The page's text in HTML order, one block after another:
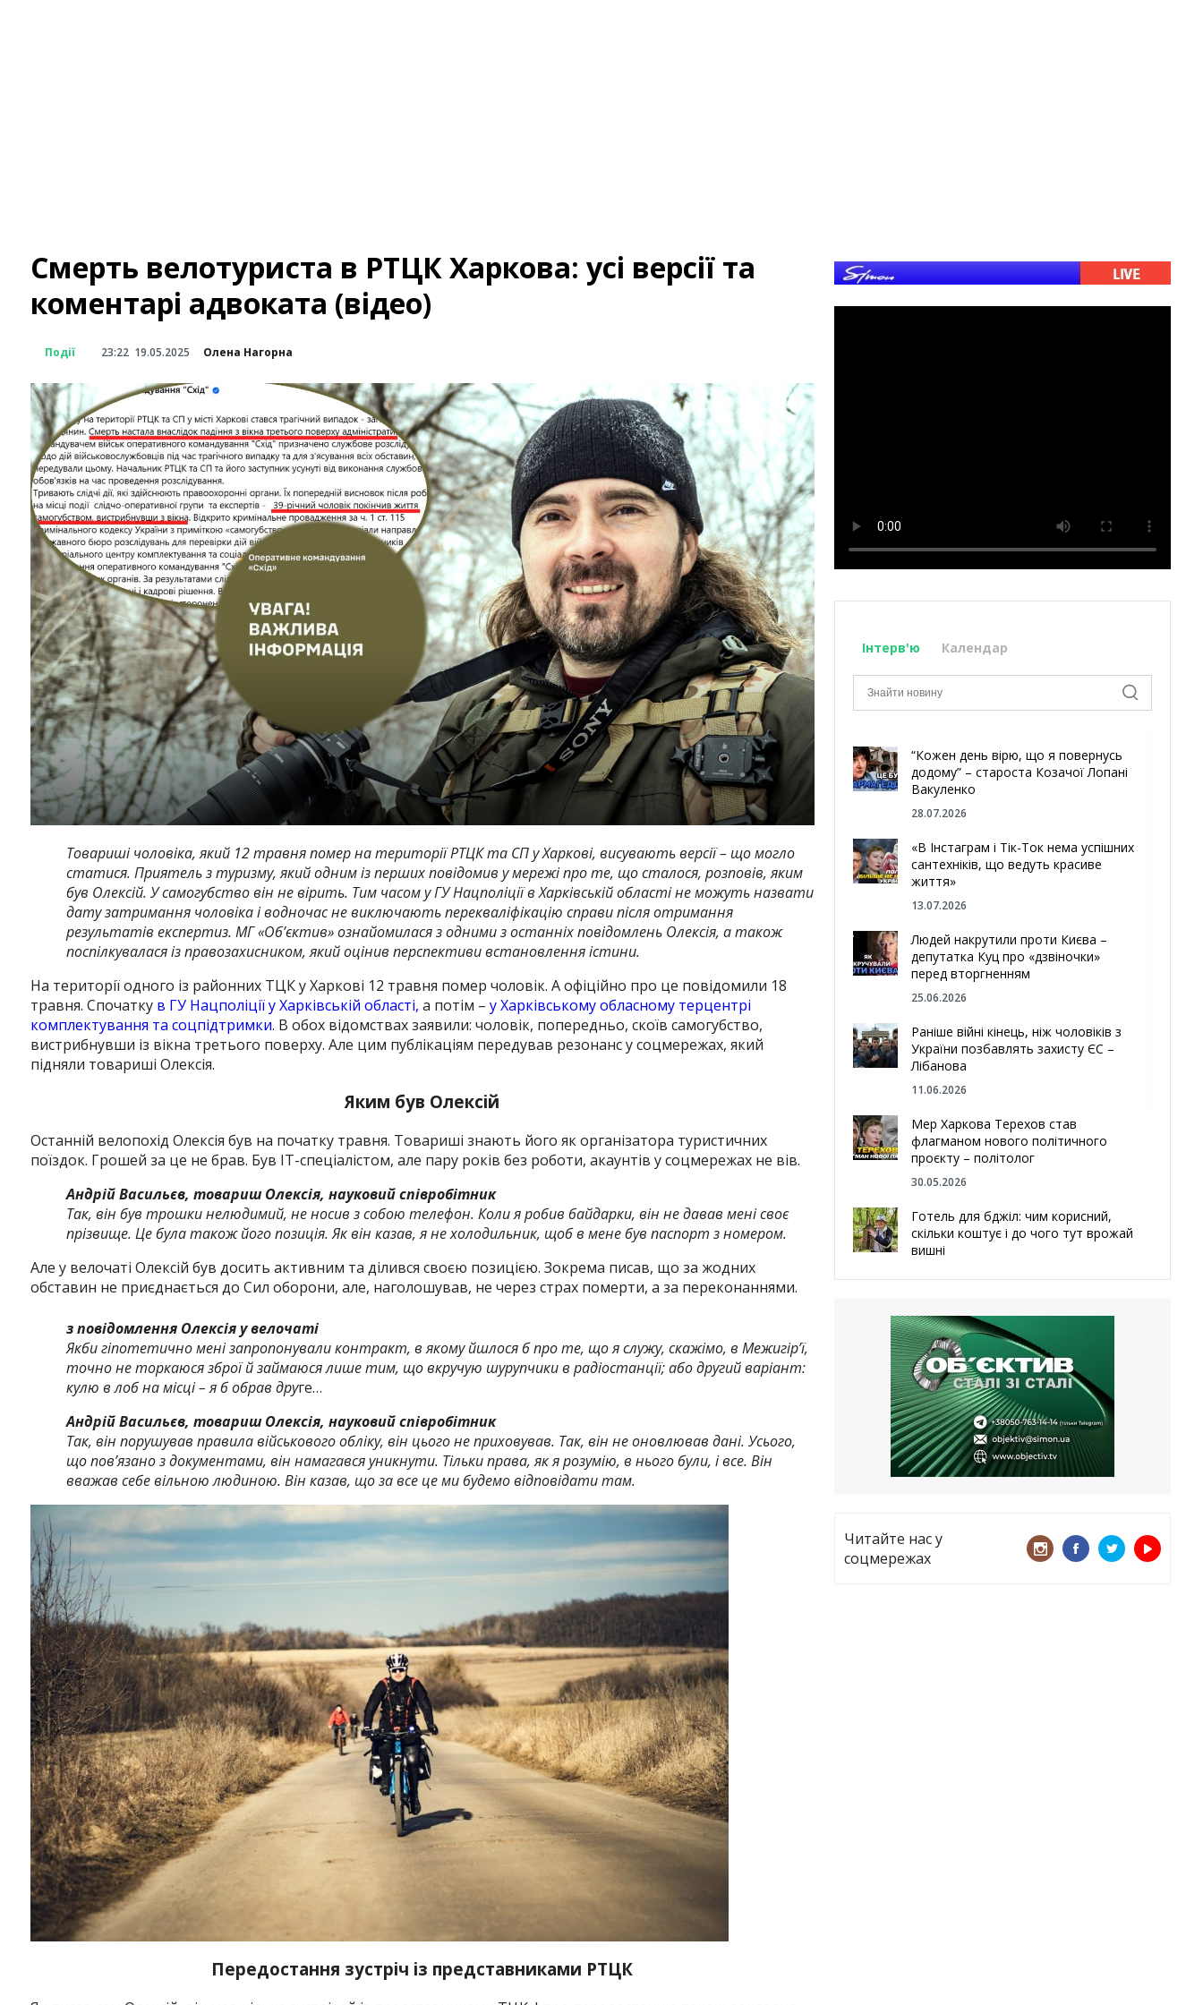
Смерть велотуриста в РТЦК Харкова: усі версії та
коментарі адвоката (відео)
Події 23:22 19.05.2025 Олена Нагорна
Товариші чоловіка, який 12 травня помер на території РТЦК та СП у Харкові, висувають версії – що могло
статися. Приятель з туризму, який одним із перших повідомив у мережі про те, що сталося, розповів, яким
був Олексій. У самогубство він не вірить. Тим часом у ГУ Нацполіції в Харківській області не можуть назвати
дату затримання чоловіка і водночас не виключають перекваліфікацію справи після отримання
результатів експертиз. МГ «Об’єктив» ознайомилася з одними з останніх повідомлень Олексія, а також
поспілкувалася із правозахисником, який оцінив перспективи встановлення істини.
На території одного із районних ТЦК у Харкові 12 травня помер чоловік. А офіційно про це повідомили 18
травня. Спочатку в ГУ Нацполіції у Харківській області, а потім – у Харківському обласному терцентрі
комплектування та соцпідтримки. В обох відомствах заявили: чоловік, попередньо, скоїв самогубство,
вистрибнувши із вікна третього поверху. Але цим публікаціям передував резонанс у соцмережах, який
підняли товариші Олексія.
Яким був Олексій
Останній велопохід Олексія був на початку травня. Товариші знають його як організатора туристичних
поїздок. Грошей за це не брав. Був IT-спеціалістом, але пару років без роботи, акаунтів у соцмережах не вів.
Андрій Васильєв, товариш Олексія, науковий співробітник
Так, він був трошки нелюдимий, не носив з собою телефон. Коли я робив байдарки, він не давав мені своє
прізвище. Це була також його позиція. Як він казав, я не холодильник, щоб в мене був паспорт з номером.
Але у велочаті Олексій був досить активним та ділився своєю позицією. Зокрема писав, що за жодних
обставин не приєднається до Сил оборони, але, наголошував, не через страх померти, а за переконаннями.
з повідомлення Олексія у велочаті
Якби гіпотетично мені запропонували контракт, в якому йшлося б про те, що я служу, скажімо, в Межигір’ї,
точно не торкаюся зброї й займаюся лише тим, що вкручую шурупчики в радіостанції; або другий варіант:
кулю в лоб на місці – я б обрав друге…
Андрій Васильєв, товариш Олексія, науковий співробітник
Так, він порушував правила військового обліку, він цього не приховував. Так, він не оновлював дані. Усього,
що пов’язано з документами, він намагався уникнути. Тільки права, як я розумію, в нього були, і все. Він
вважав себе вільною людиною. Він казав, що за все це ми будемо відповідати там.
Передостання зустріч із представниками РТЦК
Інтерв'ю Календар
“Кожен день вірю, що я повернусь
додому” – староста Козачої Лопані
Вакуленко
28.07.2026
«В Інстаграм і Тік-Ток нема успішних
сантехніків, що ведуть красиве
життя»
13.07.2026
Людей накрутили проти Києва –
депутатка Куц про «дзвіночки»
перед вторгненням
25.06.2026
Раніше війні кінець, ніж чоловіків з
України позбавлять захисту ЄС –
Лібанова
11.06.2026
Мер Харкова Терехов став
флагманом нового політичного
проєкту – політолог
30.05.2026
Готель для бджіл: чим корисний,
скільки коштує і до чого тут врожай
вишні
Чугуєва, міста, яке встояло попри
все
21.05.2026
«ТЦК порушує закон? Нехай
платять!» Як завдяки штрафу жінку
виключили з обліку
15.05.2026
Читайте нас у
соцмережах
InstagramFacebook
TwitterYoutube